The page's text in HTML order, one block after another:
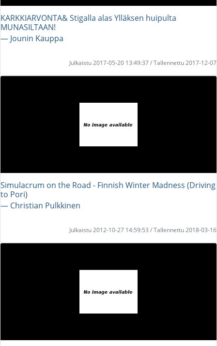
KARKKIARVONTA& Stigalla alas Ylläksen huipulta
MUNASILTAAN!
― Jounin Kauppa
Julkaistu 2017-05-20 13:49:37 / Tallennettu 2017-12-07
Simulacrum on the Road - Finnish Winter Madness (Driving
to Pori)
― Christian Pulkkinen
Julkaistu 2012-10-27 14:59:53 / Tallennettu 2018-03-16